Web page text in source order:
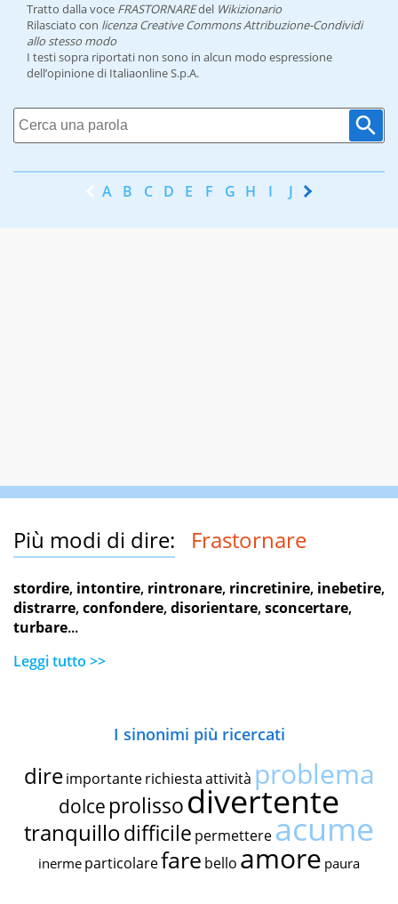
Tratto dalla voce FRASTORNAREdel Wikizionario
Rilasciato con licenza Creative Commons Attribuzione-Condividi
allo stesso modo
I testi sopra riportati non sono in alcun modo espressione
dell’opinione di Italiaonline S.p.A.
A B C D E F G H I J K
Più modi di dire: Frastornare
stordire, intontire, rintronare, rincretinire, inebetire,
distrarre,confondere,disorientare,sconcertare,
turbare...
Leggi tutto >>
I sinonimi più ricercati
dire importante richiestaattività problema
dolce prolissodivertente
tranquillodifficile permettereacume
inerme particolarefare bello amore paura